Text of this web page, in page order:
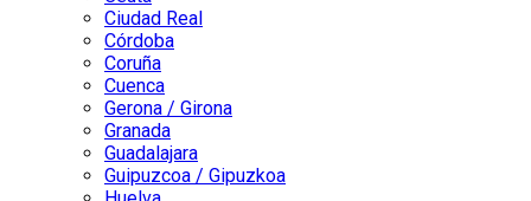
Ciudad Real
Córdoba
Coruña
Cuenca
Gerona / Girona
Granada
Guadalajara
Guipuzcoa / Gipuzkoa